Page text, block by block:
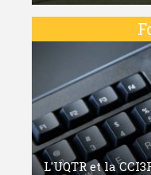
L'UQTR et la